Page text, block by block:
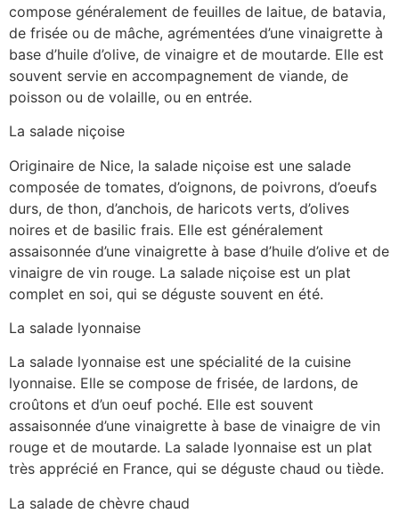
compose généralement de feuilles de laitue, de batavia,
de frisée ou de mâche, agrémentées d’une vinaigrette à
base d’huile d’olive, de vinaigre et de moutarde. Elle est
souvent servie en accompagnement de viande, de
poisson ou de volaille, ou en entrée.
La salade niçoise
Originaire de Nice, la salade niçoise est une salade
composée de tomates, d’oignons, de poivrons, d’oeufs
durs, de thon, d’anchois, de haricots verts, d’olives
noires et de basilic frais. Elle est généralement
assaisonnée d’une vinaigrette à base d’huile d’olive et de
vinaigre de vin rouge. La salade niçoise est un plat
complet en soi, qui se déguste souvent en été.
La salade lyonnaise
La salade lyonnaise est une spécialité de la cuisine
lyonnaise. Elle se compose de frisée, de lardons, de
croûtons et d’un oeuf poché. Elle est souvent
assaisonnée d’une vinaigrette à base de vinaigre de vin
rouge et de moutarde. La salade lyonnaise est un plat
très apprécié en France, qui se déguste chaud ou tiède.
La salade de chèvre chaud